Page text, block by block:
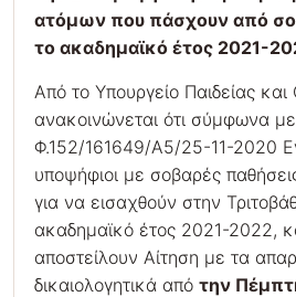
ατόμων που πάσχουν από
το ακαδημαϊκό έτος 2021-
Από το Υπουργείο Παιδείας
ανακοινώνεται ότι σύμφωνα
Φ.152/161649/Α5/25-11-2020
υποψήφιοι με σοβαρές
για να εισαχθούν στην
ακαδημαϊκό έτος 2021-2022,
αποστείλουν Αίτηση με τα
δικαιολογητικά από την